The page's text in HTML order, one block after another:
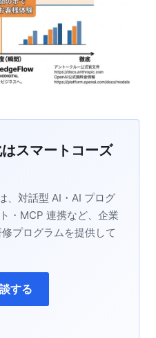
スマートコーズ
、対話型 AI・AI プログ
・MCP 連携など、企業
プログラムを提供して
する